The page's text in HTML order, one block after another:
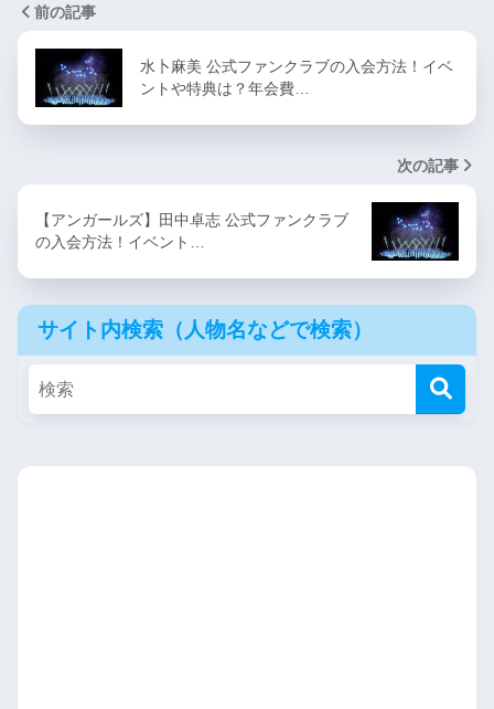
前の記事
水卜麻美 公式ファンクラブの入会方法！イベ
ントや特典は？年会費…
次の記事
【アンガールズ】田中卓志 公式ファンクラブ
の入会方法！イベント…
サイト内検索（人物名などで検索）